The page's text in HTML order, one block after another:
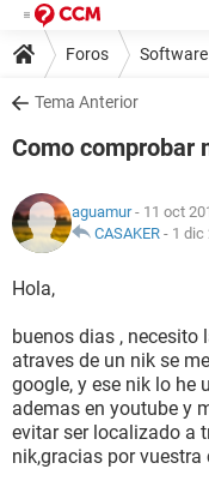
Foros Software
Tema Anterior
Como comprobar
aguamur- 11 oct
CASAKER - 1 dic
Hola,
buenos dias , necesito
atraves de un nik se
google, y ese nik lo he
ademas en youtube y
evitar ser localizado a
nik,gracias por